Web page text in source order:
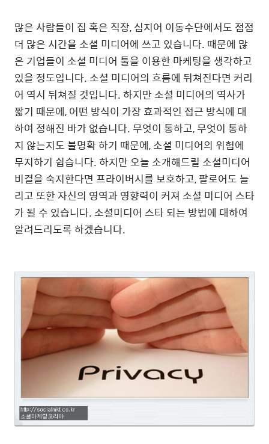
많은 사람들이 집 혹은 직장, 심지어 이동수단에서도 점점
더 많은 시간을 소셜 미디어에 쓰고 있습니다. 때문에 많
은 기업들이 소셜 미디어 툴을 이용한 마케팅을 생각하고
있을 정도입니다. 소셜 미디어의 흐름에 뒤쳐진다면 커리
어 역시 뒤쳐질 것입니다. 하지만 소셜 미디어의 역사가
짧기 때문에, 어떤 방식이 가장 효과적인 접근 방식에 대
하여 정해진 바가 없습니다. 무엇이 통하고, 무엇이 통하
지 않는지도 불명확 하기 때문에, 소셜 미디어의 위험에
무지하기 쉽습니다. 하지만 오늘 소개해드릴 소셜미디어
비결을 숙지한다면 프라이버시를 보호하고, 팔로어도 늘
리고 또한 자신의 영역과 영향력이 커져 소셜 미디어 스타
가 될 수 있습니다. 소셜미디어 스타 되는 방법에 대하여
알려드리도록 하겠습니다.